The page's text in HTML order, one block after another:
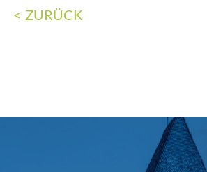
ZURÜCK